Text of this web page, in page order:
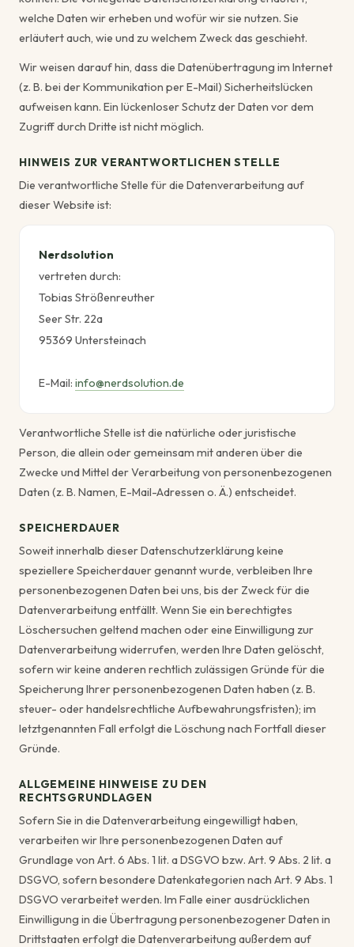
welche Daten wir erheben und wofür wir sie nutzen. Sie
erläutert auch, wie und zu welchem Zweck das geschieht.
Wir weisen darauf hin, dass die Datenübertragung im Internet
(z. B. bei der Kommunikation per E-Mail) Sicherheitslücken
aufweisen kann. Ein lückenloser Schutz der Daten vor dem
Zugriff durch Dritte ist nicht möglich.
HINWEIS ZUR VERANTWORTLICHEN STELLE
Die verantwortliche Stelle für die Datenverarbeitung auf
dieser Website ist:
Nerdsolution
vertreten durch:
Tobias Strößenreuther
Seer Str. 22a
95369 Untersteinach
E-Mail: info@nerdsolution.de
Verantwortliche Stelle ist die natürliche oder juristische
Person, die allein oder gemeinsam mit anderen über die
Zwecke und Mittel der Verarbeitung von personenbezogenen
Daten (z. B. Namen, E-Mail-Adressen o. Ä.) entscheidet.
SPEICHERDAUER
Soweit innerhalb dieser Datenschutzerklärung keine
speziellere Speicherdauer genannt wurde, verbleiben Ihre
personenbezogenen Daten bei uns, bis der Zweck für die
Datenverarbeitung entfällt. Wenn Sie ein berechtigtes
Löschersuchen geltend machen oder eine Einwilligung zur
Datenverarbeitung widerrufen, werden Ihre Daten gelöscht,
sofern wir keine anderen rechtlich zulässigen Gründe für die
Speicherung Ihrer personenbezogenen Daten haben (z. B.
steuer- oder handelsrechtliche Aufbewahrungsfristen); im
letztgenannten Fall erfolgt die Löschung nach Fortfall dieser
Gründe.
ALLGEMEINE HINWEISE ZU DEN
RECHTSGRUNDLAGEN
Sofern Sie in die Datenverarbeitung eingewilligt haben,
verarbeiten wir Ihre personenbezogenen Daten auf
Grundlage von Art. 6 Abs. 1 lit. a DSGVO bzw. Art. 9 Abs. 2 lit. a
DSGVO, sofern besondere Datenkategorien nach Art. 9 Abs. 1
DSGVO verarbeitet werden. Im Falle einer ausdrücklichen
Einwilligung in die Übertragung personenbezogener Daten in
Drittstaaten erfolgt die Datenverarbeitung außerdem auf